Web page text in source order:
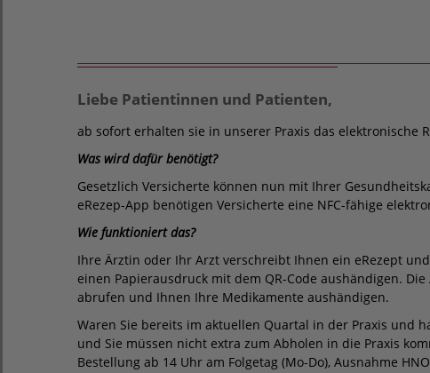
Liebe Patientinnen und Patienten,
ab sofort erhalten sie in unserer Praxis das elektronische
Was wird dafür benötigt?
Gesetzlich Versicherte können nun mit Ihrer
eRezep-App benötigen Versicherte eine NFC-fähige
Wie funktioniert das?
Ihre Ärztin oder Ihr Arzt verschreibt Ihnen ein eRezept
einen Papierausdruck mit dem QR-Code aushändigen.
abrufen und Ihnen Ihre Medikamente aushändigen.
Waren Sie bereits im aktuellen Quartal in der Praxis und
und Sie müssen nicht extra zum Abholen in die Praxis
Bestellung ab 14 Uhr am Folgetag (Mo-Do), Ausnahme